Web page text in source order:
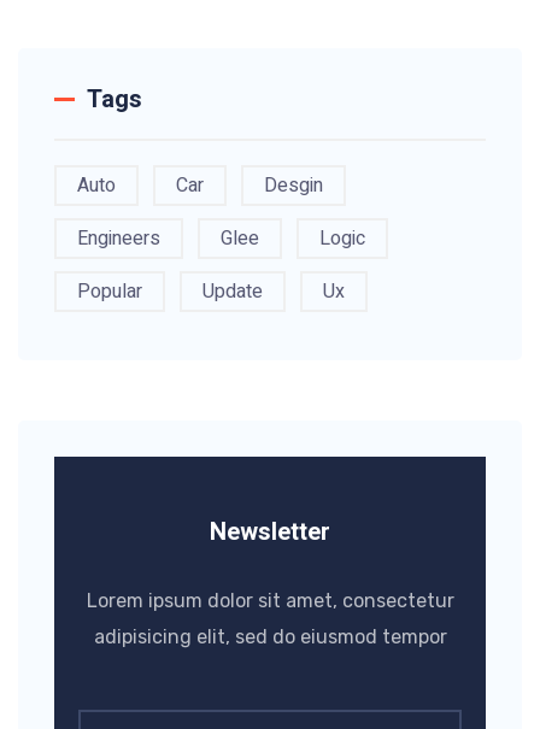
Tags
Auto Car
Desgin
Engineers
Glee
Logic
Popular
Update Ux
Newsletter
Lorem ipsum dolor sit amet, consectetur
adipisicing elit, sed do eiusmod tempor